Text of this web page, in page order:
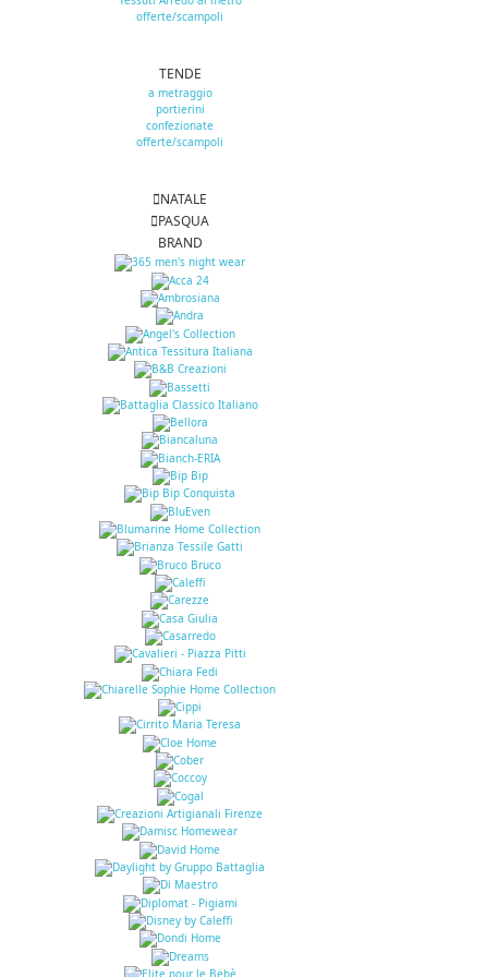
offerte/scampoli
TENDE
a metraggio
portierini
confezionate
offerte/scampoli
NATALE
PASQUA
BRAND